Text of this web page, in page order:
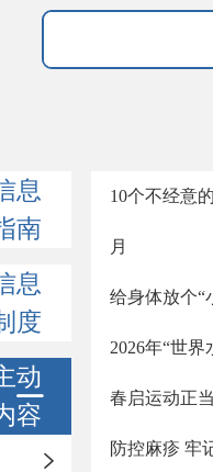
息
南
息
度
动
容
10个不经意
月
给身体放个
2026年“世
春启运动正
防控麻疹 牢